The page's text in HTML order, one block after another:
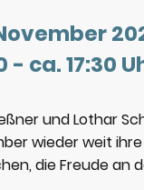
- ca. 17:30
und Lothar
wieder weit
die Freude an